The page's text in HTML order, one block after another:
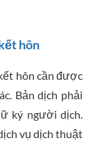
hôn
hôn cần được
Bản dịch phải
ký người dịch.
vụ dịch thuật